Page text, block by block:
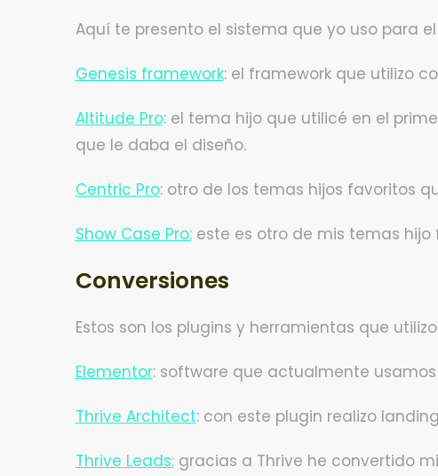
Aquí te presento el sistema que yo uso para
Genesis framework: el framework que utilizo
Altitude Pro: el tema hijo que utilicé en el
que le daba el diseño.
Centric Pro: otro de los temas hijos favoritos
Show Case Pro:este es otro de mis temas hijo
Conversiones
Estos son los plugins y herramientas que
Elementor: software que actualmente
Thrive Architect: con este plugin realizo
Thrive Leads:gracias a Thrive he convertido